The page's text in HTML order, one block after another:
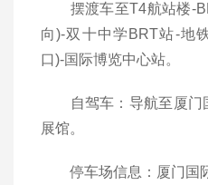
摆渡车至T4航站楼-
向)-双十中学BRT站-地
口)-国际博览中心站。
自驾车：导航至厦门
展馆。
停车场信息：厦门国